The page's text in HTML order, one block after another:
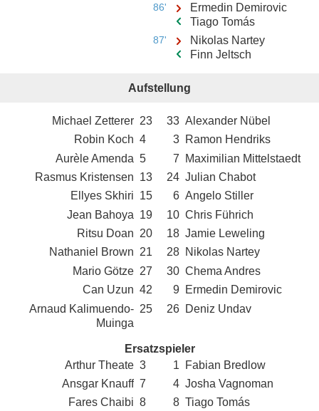
86'
Ermedin Demirovic
Tiago Tomás
87'
Nikolas Nartey
Finn Jeltsch
Aufstellung
Michael Zetterer 23 33 Alexander Nübel
Robin Koch 4 3 Ramon Hendriks
Aurèle Amenda 5 7
Maximilian Mittelstaedt
Rasmus Kristensen 13 24 Julian Chabot
Ellyes Skhiri 15 6 Angelo Stiller
Jean Bahoya 19 10 Chris Führich
Ritsu Doan 20 18 Jamie Leweling
Nathaniel Brown 21 28 Nikolas Nartey
Mario Götze 27 30 Chema Andres
Can Uzun 42 9 Ermedin Demirovic
Arnaud Kalimuendo-
Muinga
25 26 Deniz Undav
Ersatzspieler
Arthur Theate 3 1
Fabian Bredlow
Ansgar Knauff 7 4 Josha Vagnoman
Fares Chaibi 8 8 Tiago Tomás